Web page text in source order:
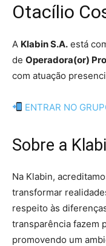
Otacílio
A Klabin S.A. está
de Operadora(or)
com atuação
ENTRAR NO
Sobre a
Na Klabin,
transformar
respeito às
transparência fazem
promovendo um